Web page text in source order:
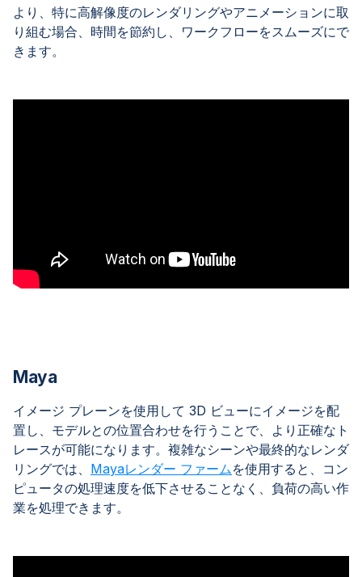
より、特に高解像度のレンダリングやアニメーションに取
り組む場合、時間を節約し、ワークフローをスムーズにで
きます。
Maya
イメージ プレーンを使用して 3D ビューにイメージを配
置し、モデルとの位置合わせを行うことで、より正確なト
レースが可能になります。複雑なシーンや最終的なレンダ
リングでは、 Mayaレンダー ファーム を使用すると、コン
ピュータの処理速度を低下させることなく、負荷の高い作
業を処理できます。